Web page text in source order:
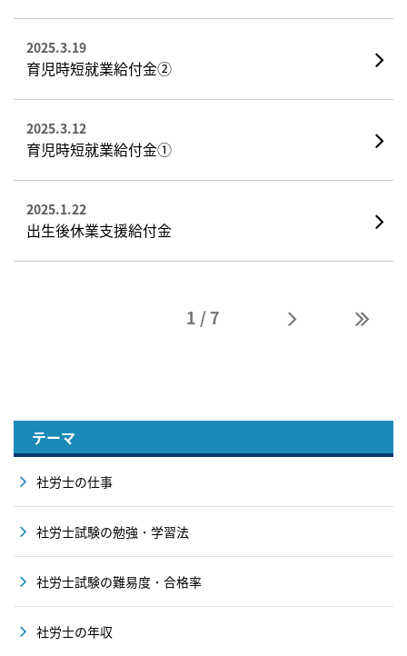
2025.3.19
育児時短就業給付金②
2025.3.12
育児時短就業給付金①
2025.1.22
出生後休業支援給付金
1 / 7
テーマ
社労士の仕事
社労士試験の勉強・学習法
社労士試験の難易度・合格率
社労士の年収